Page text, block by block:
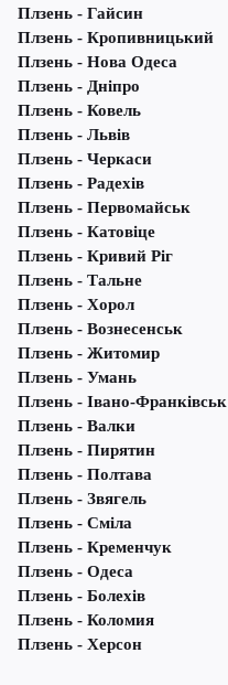
Плзень - Гайсин
Плзень - Кропивницький
Плзень - Нова Одеса
Плзень - Дніпро
Плзень - Ковель
Плзень - Львів
Плзень - Черкаси
Плзень - Радехів
Плзень - Первомайськ
Плзень - Катовіце
Плзень - Кривий Ріг
Плзень - Тальне
Плзень - Хорол
Плзень - Вознесенськ
Плзень - Житомир
Плзень - Умань
Плзень - Івано-Франківськ
Плзень - Валки
Плзень - Пирятин
Плзень - Полтава
Плзень - Звягель
Плзень - Сміла
Плзень - Кременчук
Плзень - Одеса
Плзень - Болехів
Плзень - Коломия
Плзень - Херсон